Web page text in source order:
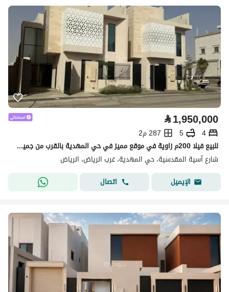
⃁1,950,000
4
5
287 م2
للبيع فيلا 200م زاوية في موقع مميز في حي المهدية بالقرب من جميع الخدمات - شارع 20 شرقي و20 جنوبي
شارع آسية المقدسية، حي المهدية، غرب الرياض، الرياض
الإيميل
اتصال